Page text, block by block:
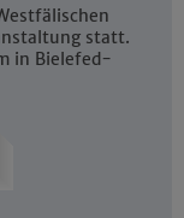
statt.
in Bielefed-